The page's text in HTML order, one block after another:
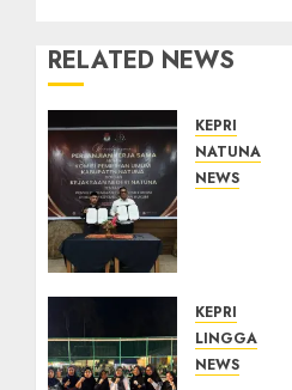
RELATED NEWS
KEPRI
NATUNA
NEWS
Teken
Kerja
Sama
KEPRI
LINGGA
NEWS